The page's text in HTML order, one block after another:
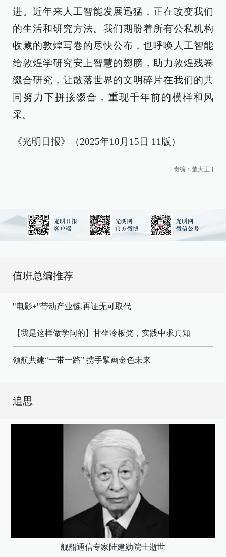
进。近年来人工智能发展迅猛，正在改变我们
的生活和研究方法。我们期盼着所有公私机构
收藏的敦煌写卷的尽快公布，也呼唤人工智能
给敦煌学研究安上智慧的翅膀，助力敦煌残卷
缀合研究，让散落世界的文明碎片在我们的共
同努力下拼接缀合，重现千年前的模样和风
采。
《光明日报》（2025年10月15日 11版）
[ 责编：董大正 ]
值班总编推荐
"电影+"带动产业链,再证无可取代
【我是这样做学问的】甘坐冷板凳，实践中求真知
领航共建“一带一路” 携手擘画金色未来
追思
舰船通信专家陆建勋院士逝世